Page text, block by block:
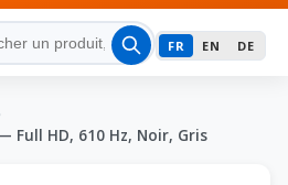
FR EN DE
Full HD, 610 Hz, Noir, Gris